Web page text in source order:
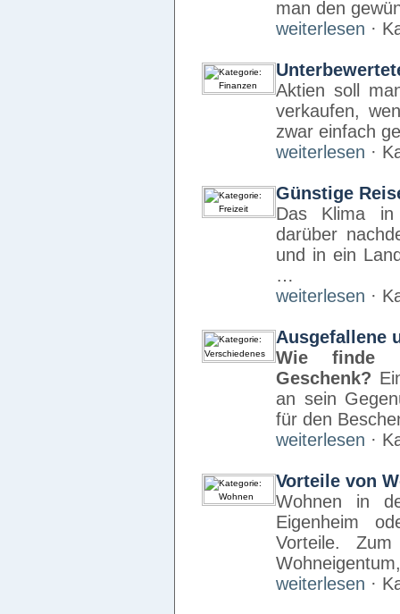
man den
weiterlesen ·
Aktien soll
verkaufen,
zwar einfach
weiterlesen ·
Günstige
Das Klima
darüber
und in ein
…
weiterlesen ·
Ausgefallene
Wie finde
Geschenk?
an sein
für den
weiterlesen ·
Vorteile von
Wohnen in
Eigenheim
Vorteile.
weiterlesen ·